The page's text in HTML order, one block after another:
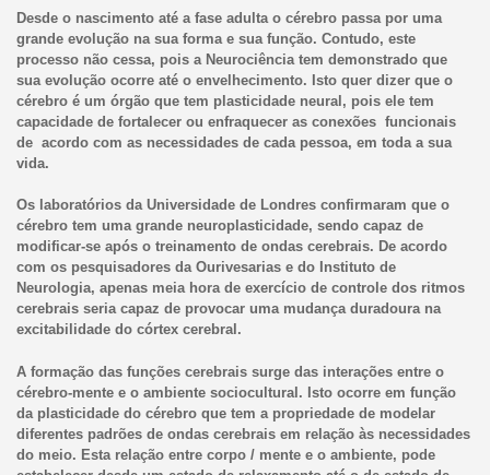
Desde o nascimento até a fase adulta o cérebro passa por uma
grande evolução na sua forma e sua função. Contudo, este
processo não cessa, pois a Neurociência tem demonstrado que
sua evolução ocorre até o envelhecimento. Isto quer dizer que o
cérebro é um órgão que tem plasticidade neural, pois ele tem
capacidade de fortalecer ou enfraquecer as conexões funcionais
de acordo com as necessidades de cada pessoa, em toda a sua
vida.
Os laboratórios da Universidade de Londres confirmaram que o
cérebro tem uma grande neuroplasticidade, sendo capaz de
modificar-se após o treinamento de ondas cerebrais. De acordo
com os pesquisadores da Ourivesarias e do Instituto de
Neurologia, apenas meia hora de exercício de controle dos ritmos
cerebrais seria capaz de provocar uma mudança duradoura na
excitabilidade do córtex cerebral.
A formação das funções cerebrais surge das interações entre o
cérebro-mente e o ambiente sociocultural. Isto ocorre em função
da plasticidade do cérebro que tem a propriedade de modelar
diferentes padrões de ondas cerebrais em relação às necessidades
do meio. Esta relação entre corpo / mente e o ambiente, pode